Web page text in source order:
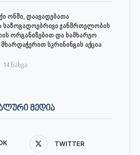
ონში, დაავადებათა
ჯანმრთელობის
ორგანიზებით და სამხარეო
სკრინინგის აქცია
14 ნახვა
ᲛᲔᲓᲘᲐ
TWITTER